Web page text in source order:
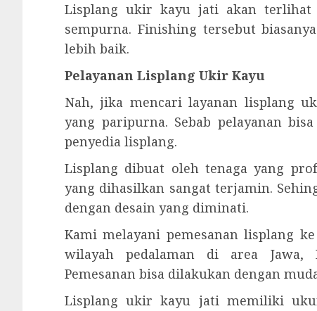
Lisplang ukir kayu jati akan
sempurna. Finishing tersebut
lebih baik.
Pelayanan Lisplang Ukir Kayu
Nah, jika mencari layanan lisplang
yang paripurna. Sebab pelayanan
penyedia lisplang.
Lisplang dibuat oleh tenaga yang
yang dihasilkan sangat terjamin.
dengan desain yang diminati.
Kami melayani pemesanan lisplang
wilayah pedalaman di area Jawa,
Pemesanan bisa dilakukan dengan
Lisplang ukir kayu jati memiliki